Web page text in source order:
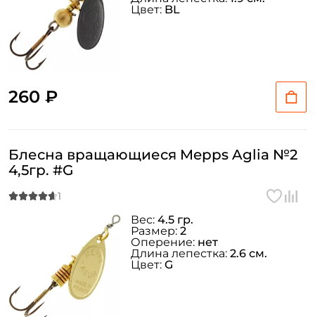
260 ₽
Цвет: BL
Блесна вращающиеся Mepps Aglia №2
4,5гр. #G
Вес: 4.5 гр.
Размер: 2
Оперение: нет
Длина лепестка: 2.6 см.
Цвет: G